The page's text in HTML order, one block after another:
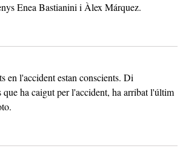
Enea Bastianini i Àlex Márquez.
en l'accident estan conscients. Di
ha caigut per l'accident, ha arribat l'últim